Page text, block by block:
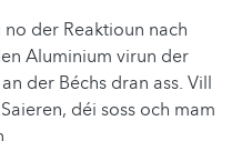
der Reaktioun nach
Aluminium virun der
der Béchs dran ass. Vill
déi soss och mam